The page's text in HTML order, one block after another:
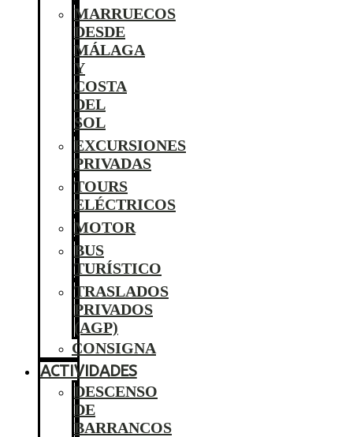
MARRUECOS
DESDE
MÁLAGA
Y
COSTA
DEL
SOL
EXCURSIONES
PRIVADAS
TOURS
ELÉCTRICOS
MOTOR
BUS
TURÍSTICO
TRASLADOS
PRIVADOS
(AGP)
CONSIGNA
ACTIVIDADES
DESCENSO
DE
BARRANCOS